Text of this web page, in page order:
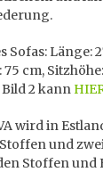
Sofas: Länge:
75 cm,
2 kann
wird in
und
Stoffen und